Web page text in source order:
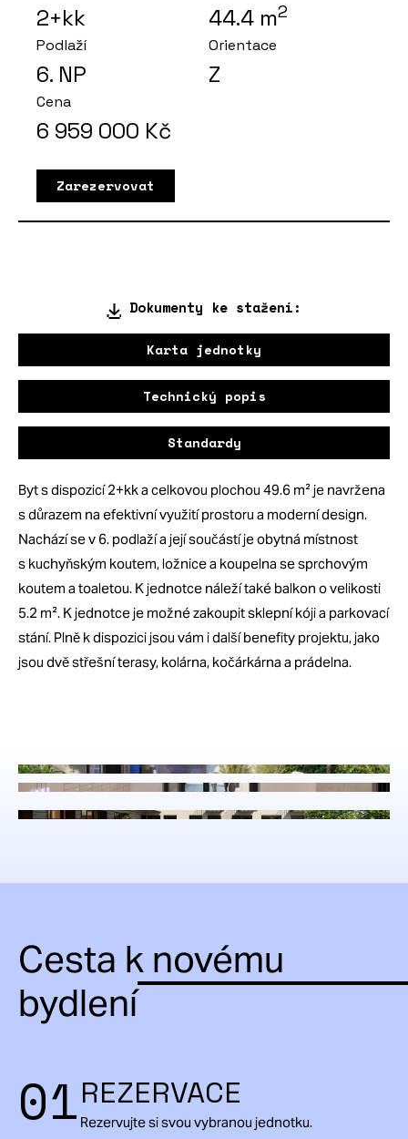
2+kk 44.4 m2
Podlaží
6. NP
Orientace
Z
Cena
6 959 000 Kč
Zarezervovat
Dokumenty ke stažení:
Karta jednotky
Technický popis
Standardy
Byt s dispozicí 2+kk a celkovou plochou 49.6 m² je navržena
s důrazem na efektivní využití prostoru a moderní design.
Nachází se v 6. podlaží a její součástí je obytná místnost
s kuchyňským koutem, ložnice a koupelna se sprchovým
koutem a toaletou. K jednotce náleží také balkon o velikosti
5.2 m². K jednotce je možné zakoupit sklepní kóji a parkovací
stání. Plně k dispozici jsou vám i další benefity projektu, jako
jsou dvě střešní terasy, kolárna, kočárkárna a prádelna.
Cesta k novému
bydlení
01REZERVACE
Rezervujte si svou vybranou jednotku.